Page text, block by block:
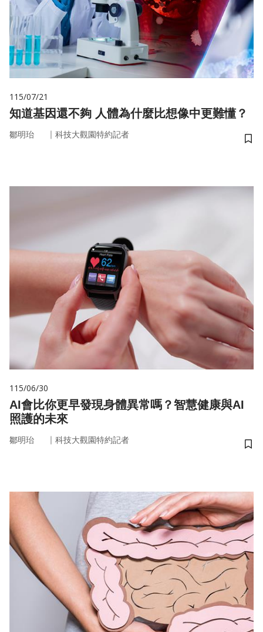
115/07/21
知道基因還不夠 人體為什麼比想像中更難懂？
鄒明珆 ｜ 科技大觀園特約記者
儲
115/06/30
AI會比你更早發現身體異常嗎？智慧健康與AI
照護的未來
鄒明珆 ｜ 科技大觀園特約記者
儲